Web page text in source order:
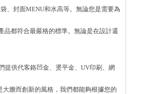
、封面MENU和水高等。無論您是需要為
品都符合最嚴格的標準。無論是在設計還
提供代客鉻凹金、燙平金、UV印刷、網
膽而創新的風格，我們都能夠根據您的